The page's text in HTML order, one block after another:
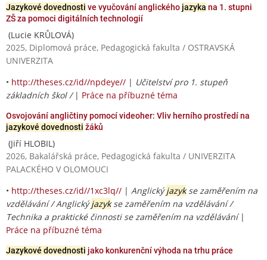
Jazykové dovednosti ve vyučování anglického jazyka na 1. stupni
ZŠ za pomoci digitálních technologií
(Lucie KRŮLOVÁ)
2025, Diplomová práce, Pedagogická fakulta / OSTRAVSKÁ
UNIVERZITA
• http://theses.cz/id//npdeye// | Učitelství pro 1. stupeň
základních škol / | Práce na příbuzné téma
Osvojování angličtiny pomocí videoher: Vliv herního prostředí na
jazykové dovednosti žáků
(Jiří HLOBIL)
2026, Bakalářská práce, Pedagogická fakulta / UNIVERZITA
PALACKÉHO V OLOMOUCI
• http://theses.cz/id//1xc3lq// | Anglickýjazykse zaměřením na
vzdělávání / Anglickýjazykse zaměřením na vzdělávání /
Technika a praktické činnosti se zaměřením na vzdělávání|
Práce na příbuzné téma
Jazykové dovednosti jako konkurenční výhoda na trhu práce